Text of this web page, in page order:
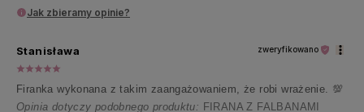
Jak zbieramy opinie?
Stanisława zweryfikowano
Firanka wykonana z takim zaangażowaniem, że robi wrażenie. 💯
Opinia dotyczy podobnego produktu: FIRANA Z FALBANAMI